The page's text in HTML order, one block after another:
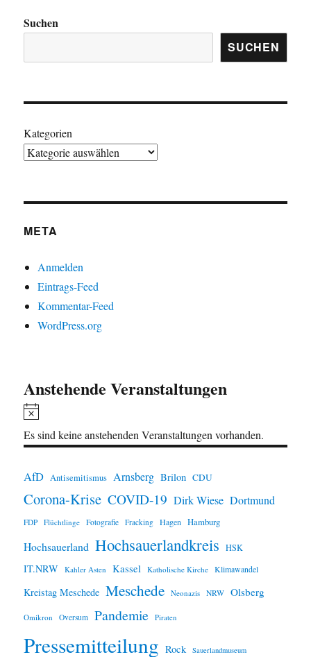
Suchen
SUCHEN
Kategorien
META
Anmelden
Eintrags-Feed
Kommentar-Feed
WordPress.org
Anstehende Veranstaltungen
i
n
w
i
Es sind keine anstehenden Veranstaltungen vorhanden.
AfD Antisemitismus Arnsberg Brilon CDU
Corona-Krise COVID-19 Dirk Wiese Dortmund
FDP Flüchtlinge Fotografie Fracking Hagen Hamburg
Hochsauerland Hochsauerlandkreis HSK
IT.NRW Kahler Asten Kassel Katholische Kirche Klimawandel
Kreistag Meschede Meschede Neonazis NRW Olsberg
Omikron Oversum Pandemie Piraten
Pressemitteilung Rock Sauerlandmuseum